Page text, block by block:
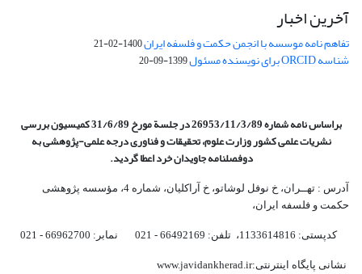
آخرین اخبار
تفاهم نامه موسسه با انجمن حکمت و فلسفه ایران1400-02-21
شناسه ORCID برای نویسنده مسئول 1399-09-20
براساس نامه شماره 26953/11/3/89 در جلسة مورخ 31/6/89 کمیسیون
بررسی
نشریات علمی کشور وزارت علوم، تحقیقات و فناوری درجه علمی‌-پژوهشیبه
دوفصلنامه جاویدان خرد اعطا گردید.
آدرس : تهــران، خ نوفل لوشاتو، خ آراکلیان، شماره 4،‌ مؤسسه پژوهشی
حکمت و فلسفه ایران،‌
کدپستی: 1133614816، تلفن: 66492169 - 021 نمابر: 66962700 - 021
نشانی پایگاه اینترنتی:www.javidankherad.ir